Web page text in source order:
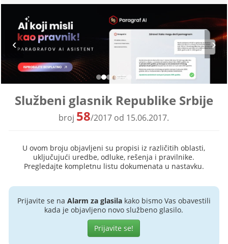
Službeni glasnik Republike Srbije
broj 58/2017 od 15.06.2017.
U ovom broju objavljeni su propisi iz različitih oblasti,
uključujući uredbe, odluke, rešenja i pravilnike.
Pregledajte kompletnu listu dokumenata u nastavku.
Prijavite se na Alarm za glasilakako bismo Vas obavestili
kada je objavljeno novo službeno glasilo.
Prijavite se!